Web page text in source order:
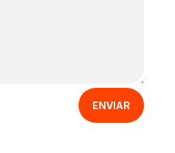
ENVIAR